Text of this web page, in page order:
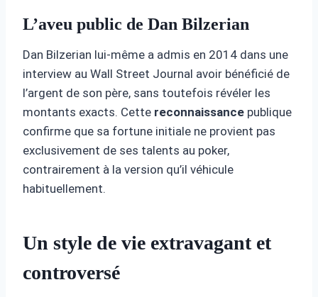
L’aveu public de Dan Bilzerian
Dan Bilzerian lui-même a admis en 2014 dans une
interview au Wall Street Journal avoir bénéficié de
l’argent de son père, sans toutefois révéler les
montants exacts. Cette reconnaissance publique
confirme que sa fortune initiale ne provient pas
exclusivement de ses talents au poker,
contrairement à la version qu’il véhicule
habituellement.
Un style de vie extravagant et
controversé